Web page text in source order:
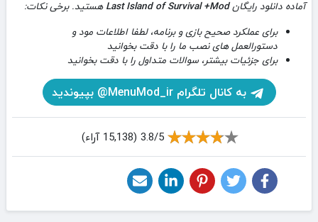
آماده دانلود رایگانLast Island of Survival +Mod هستید. برخی نکات:
برای عملکرد صحیح بازی و برنامه، لطفا اطلاعات مود و
دستورالعمل های نصب ما را با دقت بخوانید
برای جزئیات بیشتر، سوالات متداول را با دقت بخوانید
به کانال تلگرام MenuMod_ir@ بپیوندید
3.8/5 (15,138 آراء)